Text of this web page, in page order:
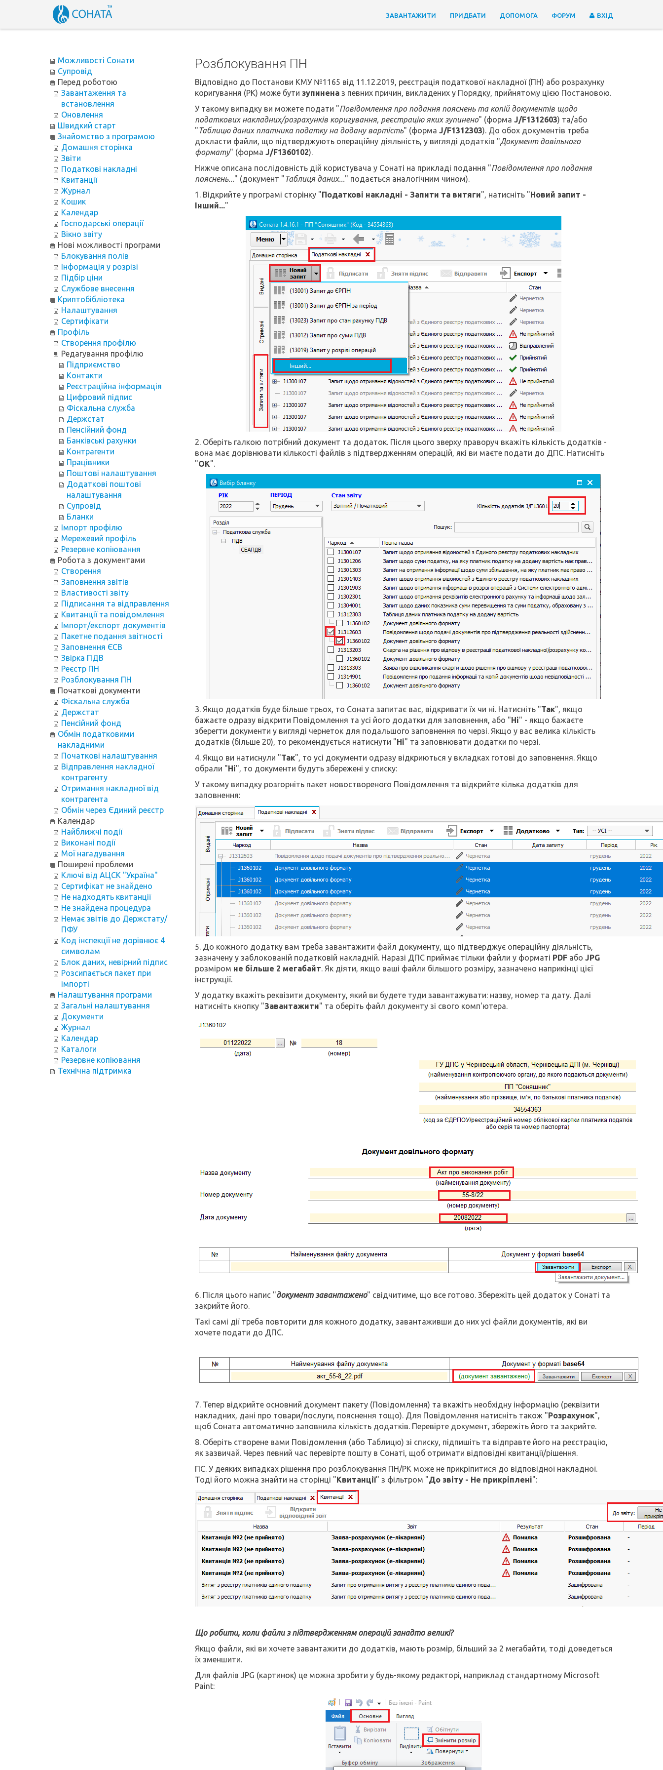
ЗАВАНТАЖИТИ ПРИДБАТИ ДОПОМОГА ФОРУМ ВХІД
Можливості Сонати
Супровід
Перед роботою
Завантаження та
встановлення
Оновлення
Швидкий старт
Знайомство з програмою
Домашня сторінка
Звіти
Податкові накладні
Квитанції
Журнал
Кошик
Календар
Господарські операції
Вікно звіту
Нові можливості програми
Блокування полів
Інформація у розрізі
Підбір ціни
Службове внесення
Криптобібліотека
Налаштування
Сертифікати
Профіль
Створення профілю
Редагування профілю
Підприємство
Контакти
Реєстраційна інформація
Цифровий підпис
Фіскальна служба
Держстат
Пенсійний фонд
Банківські рахунки
Контрагенти
Працівники
Поштові налаштування
Додаткові поштові
налаштування
Супровід
Бланки
Імпорт профілю
Мережевий профіль
Резервне копіювання
Робота з документами
Створення
Заповнення звітів
Властивості звіту
Підписання та відправлення
Квитанції та повідомлення
Імпорт/експорт документів
Пакетне подання звітності
Заповнення ЄСВ
Звірка ПДВ
Реєстр ПН
Розблокування ПН
Початкові документи
Фіскальна служба
Держстат
Пенсійний фонд
Обмін податковими
накладними
Початкові налаштування
Відправлення накладної
контрагенту
Отримання накладної від
контрагента
Обмін через Єдиний реєстр
Календар
Найближчі події
Виконані події
Мої нагадування
Поширені проблеми
Ключі від АЦСК "Україна"
Сертифікат не знайдено
Не надходять квитанції
Не знайдена процедура
Немає звітів до Держстату/
ПФУ
Код інспекції не дорівнює 4
символам
Блок даних, невірний підпис
Розсипається пакет при
імпорті
Налаштування програми
Загальні налаштування
Документи
Журнал
Календар
Каталоги
Резервне копіювання
Технічна підтримка
Розблокування ПН
Відповідно до Постанови КМУ №1165 від 11.12.2019, реєстрація податкової накладної (ПН) або розрахунку
коригування (РК) може бути зупиненаз певних причин, викладених у Порядку, прийнятому цією Постановою.
У такому випадку ви можете подати "Повідомлення про подання пояснень та копій документів щодо
податкових накладних/розрахунків коригування, реєстрацію яких зупинено" (форма J/F1312603) та/або
"Таблицю даних платника податку на додану вартість" (форма J/F1312303). До обох документів треба
докласти файли, що підтверджують операційну діяльність, у вигляді додатків "Документ довільного
формату" (форма J/F1360102).
Нижче описана послідовність дій користувача у Сонаті на прикладі подання "Повідомлення про подання
пояснень..." (документ "Таблиця даних..." подається аналогічним чином).
1. Відкрийте у програмі сторінку "Податкові накладні - Запити та витяги", натисніть "Новий запит -
Інший..."
2. Оберіть галкою потрібний документ та додаток. Після цього зверху праворуч вкажіть кількість додатків -
вона має дорівнювати кількості файлів з підтвердженням операцій, які ви маєте подати до ДПС. Натисніть
"ОК".
3. Якщо додатків буде більше трьох, то Соната запитає вас, відкривати їх чи ні. Натисніть "Так", якщо
бажаєте одразу відкрити Повідомлення та усі його додатки для заповнення, або "Ні" - якщо бажаєте
зберегти документи у вигляді чернеток для подальшого заповнення по черзі. Якщо у вас велика кількість
додатків (більше 20), то рекомендується натиснути "Ні" та заповнювати додатки по черзі.
4. Якщо ви натиснули "Так", то усі документи одразу відкриються у вкладках готові до заповнення. Якщо
обрали "Ні", то документи будуть збережені у списку:
У такому випадку розгорніть пакет новоствореного Повідомлення та відкрийте кілька додатків для
заповнення:
5. До кожного додатку вам треба завантажити файл документу, що підтверджує операційну діяльність,
зазначену у заблокованій податковій накладній. Наразі ДПС приймає тільки файли у форматі PDFабо JPG
розміром не більше 2 мегабайт. Як діяти, якщо ваші файли більшого розміру, зазначено наприкінці цієї
інструкції.
У додатку вкажіть реквізити документу, який ви будете туди завантажувати: назву, номер та дату. Далі
натисніть кнопку "Завантажити" та оберіть файл документу зі свого комп'ютера.
6. Після цього напис "документ завантажено" свідчитиме, що все готово. Збережіть цей додаток у Сонаті та
закрийте його.
Такі самі дії треба повторити для кожного додатку, завантаживши до них усі файли документів, які ви
хочете подати до ДПС.
7. Тепер відкрийте основний документ пакету (Повідомлення) та вкажіть необхідну інформацію (реквізити
накладних, дані про товари/послуги, пояснення тощо). Для Повідомлення натисніть також "Розрахунок",
щоб Соната автоматично заповнила кількість додатків. Перевірте документ, збережіть його та закрийте.
8. Оберіть створене вами Повідомлення (або Таблицю) зі списку, підпишіть та відправте його на реєстрацію,
як зазвичай. Через певний час перевірте пошту в Сонаті, щоб отримати відповідні квитанції/рішення.
ПС. У деяких випадках рішення про розблокування ПН/РК може не прикріпитися до відповідної накладної.
Тоді його можна знайти на сторінці "Квитанції" з фільтром "До звіту - Не прикріплені":
Що робити, коли файли з підтвердженням операцій занадто великі?
Якщо файли, які ви хочете завантажити до додатків, мають розмір, більший за 2 мегабайти, тоді доведеться
їх зменшити.
Для файлів JPG (картинок) це можна зробити у будь-якому редакторі, наприклад стандартному Microsoft
Paint: